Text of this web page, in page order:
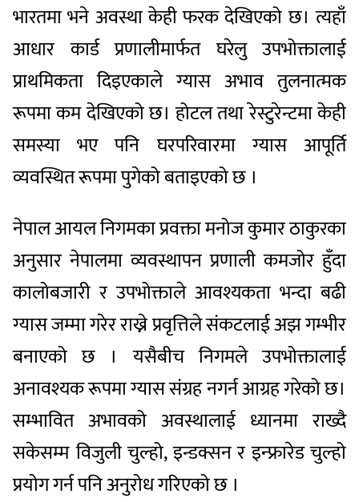
भारतमा भने अवस्था केही फरक देखिएको छ। त्यहाँ
आधार कार्ड प्रणालीमार्फत घरेलु उपभोक्तालाई
प्राथमिकता दिइएकाले ग्यास अभाव तुलनात्मक
रूपमा कम देखिएको छ। होटल तथा रेस्टुरेन्टमा केही
समस्या भए पनि घरपरिवारमा ग्यास आपूर्ति
व्यवस्थित रूपमा पुगेको बताइएको छ ।
नेपाल आयल निगमका प्रवक्ता मनोज कुमार ठाकुरका
अनुसार नेपालमा व्यवस्थापन प्रणाली कमजोर हुँदा
कालोबजारी र उपभोक्ताले आवश्यकता भन्दा बढी
ग्यास जम्मा गरेर राख्ने प्रवृत्तिले संकटलाई अझ गम्भीर
बनाएको छ । यसैबीच निगमले उपभोक्तालाई
अनावश्यक रूपमा ग्यास संग्रह नगर्न आग्रह गरेको छ।
सम्भावित अभावको अवस्थालाई ध्यानमा राख्दै
सकेसम्म विजुली चुल्हो, इन्डक्सन र इन्फ्रारेड चुल्हो
प्रयोग गर्न पनि अनुरोध गरिएको छ ।